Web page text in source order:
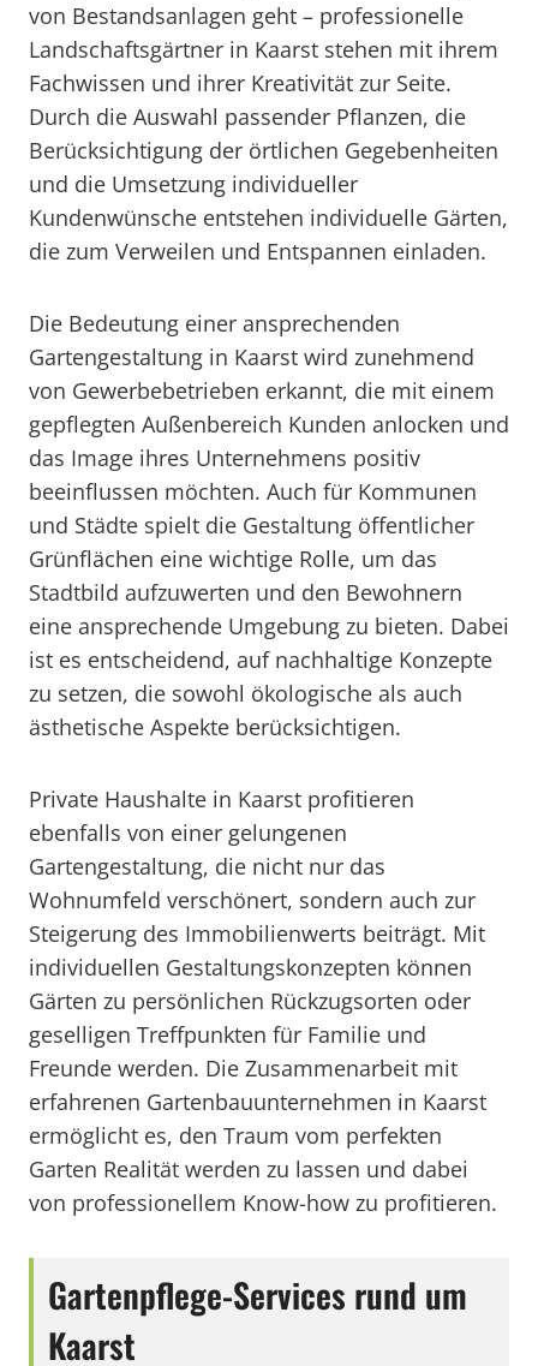
von Bestandsanlagen geht – professionelle
Landschaftsgärtner in Kaarst stehen mit ihrem
Fachwissen und ihrer Kreativität zur Seite.
Durch die Auswahl passender Pflanzen, die
Berücksichtigung der örtlichen Gegebenheiten
und die Umsetzung individueller
Kundenwünsche entstehen individuelle Gärten,
die zum Verweilen und Entspannen einladen.
Die Bedeutung einer ansprechenden
Gartengestaltung in Kaarst wird zunehmend
von Gewerbebetrieben erkannt, die mit einem
gepflegten Außenbereich Kunden anlocken und
das Image ihres Unternehmens positiv
beeinflussen möchten. Auch für Kommunen
und Städte spielt die Gestaltung öffentlicher
Grünflächen eine wichtige Rolle, um das
Stadtbild aufzuwerten und den Bewohnern
eine ansprechende Umgebung zu bieten. Dabei
ist es entscheidend, auf nachhaltige Konzepte
zu setzen, die sowohl ökologische als auch
ästhetische Aspekte berücksichtigen.
Private Haushalte in Kaarst profitieren
ebenfalls von einer gelungenen
Gartengestaltung, die nicht nur das
Wohnumfeld verschönert, sondern auch zur
Steigerung des Immobilienwerts beiträgt. Mit
individuellen Gestaltungskonzepten können
Gärten zu persönlichen Rückzugsorten oder
geselligen Treffpunkten für Familie und
Freunde werden. Die Zusammenarbeit mit
erfahrenen Gartenbauunternehmen in Kaarst
ermöglicht es, den Traum vom perfekten
Garten Realität werden zu lassen und dabei
von professionellem Know-how zu profitieren.
Gartenpflege-Services rund um
Kaarst